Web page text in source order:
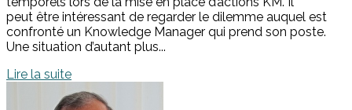
peut être intéressant de regarder le dilemme auquel est
confronté un Knowledge Manager qui prend son poste.
Une situation d’autant plus...
Lire la suite